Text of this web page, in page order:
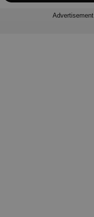
Advertisement